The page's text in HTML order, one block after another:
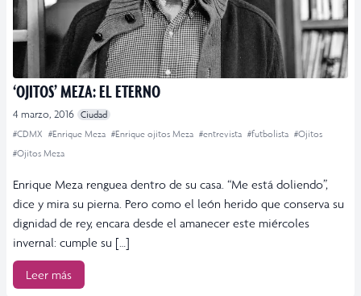
‘OJITOS’ MEZA: EL ETERNO
4 marzo, 2016 Ciudad
#CDMX #Enrique Meza #Enrique ojitos Meza #entrevista #futbolista #Ojitos
#Ojitos Meza
Enrique Meza renguea dentro de su casa. “Me está doliendo”,
dice y mira su pierna. Pero como el león herido que conserva su
dignidad de rey, encara desde el amanecer este miércoles
invernal: cumple su […]
Leer más